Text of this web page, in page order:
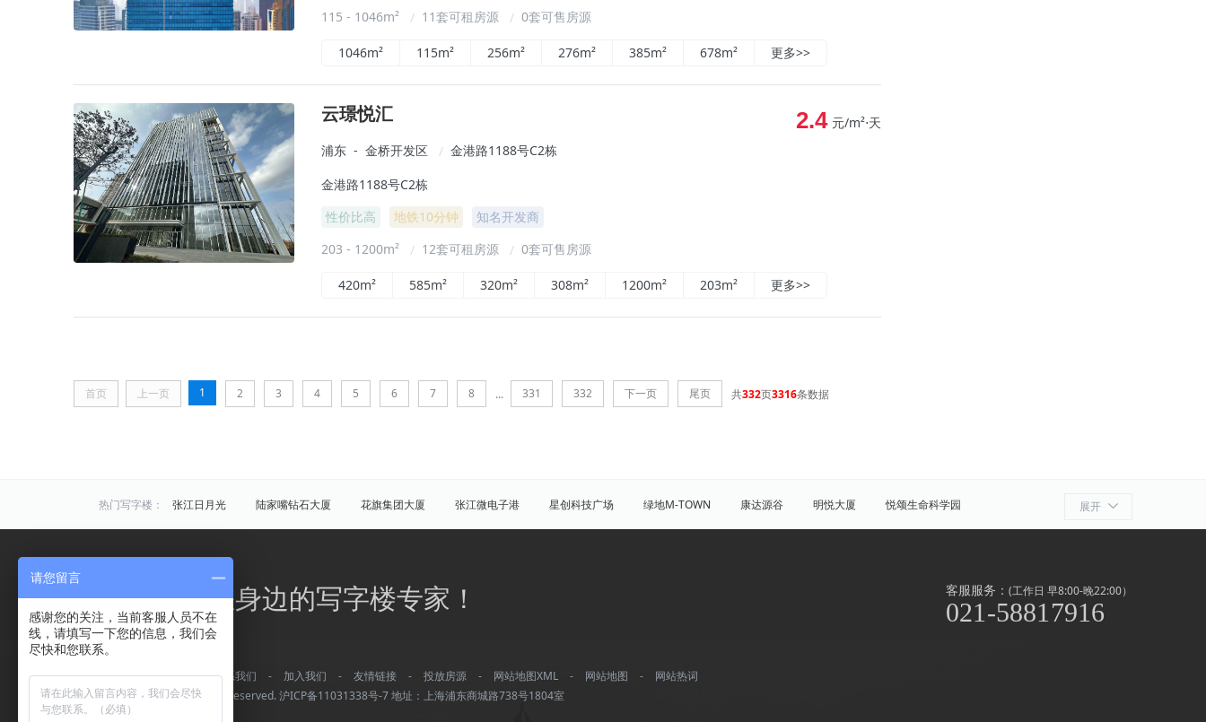
115 - 1046m²
/ 11套可租房源 / 0套可售房源
1046m² 115m² 256m² 276m² 385m² 678m² 更多>>
云璟悦汇
浦东 - 金桥开发区 / 金港路1188号C2栋
金港路1188号C2栋
性价比高
地铁10分钟
知名开发商
203 - 1200m²
/ 12套可租房源 / 0套可售房源
2.4 元/m²⋅天
420m² 585m² 320m² 308m² 1200m² 203m² 更多>>
首页 上一页 1 2 3 4 5 6 7 8 ... 331 332 下一页 尾页 共332页3316条数据
展开
热门写字楼： 张江日月光 陆家嘴钻石大厦 花旗集团大厦 张江微电子港 星创科技广场 绿地M-TOWN 康达源谷 明悦大厦
悦颂生命科学园
炬芯研发大楼
佑越国际 张江海趣园 盛大天地源创谷 豪威科技园（张江乐业天地） 张江海豚湾 原能细胞产业园
ATLATL飞镖加速器
黄浦 徐汇 长宁 静安 普陀 上海周边
商圈写字楼： 曹杨路 金山 陆家嘴 静安寺 八佰伴 前滩
世博滨江
曹家渡
平凉/杨浦外滩
龙柏 彭浦 新江湾城 浦江 水产路 延安西路 董家渡 长阳路
办公之家，您身边的写字楼专家！
关于我们 - 常见问题 - 联系我们 - 加入我们 - 友情链接 - 投放房源 - 网站地图XML - 网站地图 -
网站热词
Copyright © 办公之家 All rights reserved.沪ICP备11031338号-7地址：上海浦东商城路738号1804室
客服服务： (工作日 早8:00-晚22:00）
021-58817916
请您留言
感谢您的关注，当前客服人员不在
线，请填写一下您的信息，我们会
尽快和您联系。